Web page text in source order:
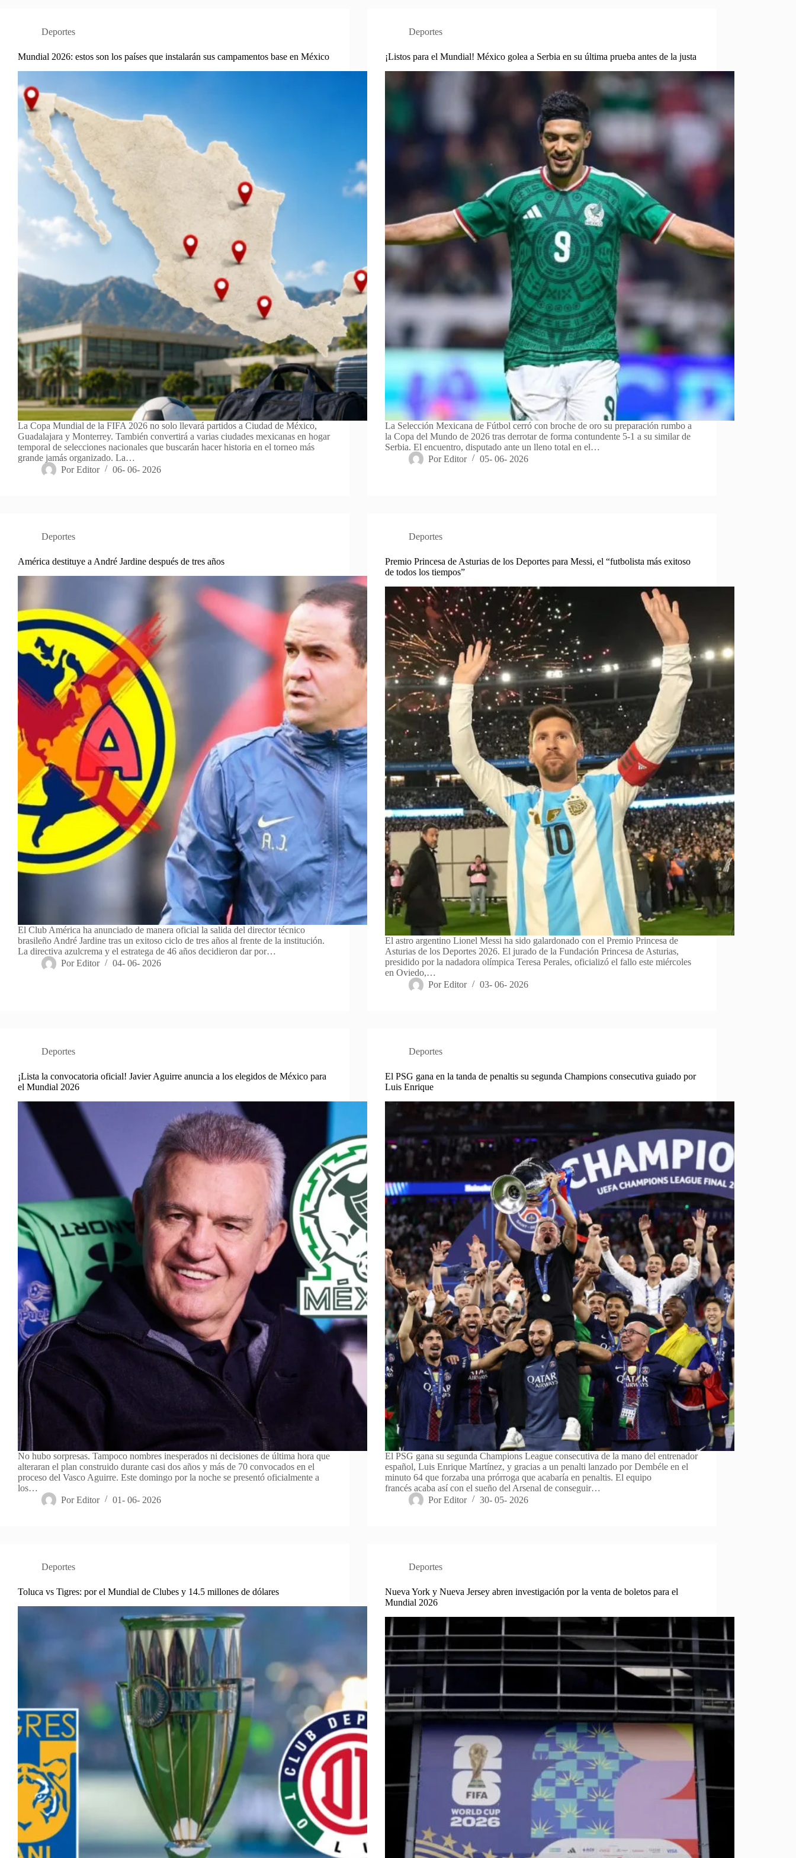
Deportes
Mundial 2026: estos son los países que instalarán sus campamentos base en México
La Copa Mundial de la FIFA 2026 no solo llevará partidos a Ciudad de México,
Guadalajara y Monterrey. También convertirá a varias ciudades mexicanas en hogar
temporal de selecciones nacionales que buscarán hacer historia en el torneo más
grande jamás organizado. La…
Por Editor 06- 06- 2026
Deportes
¡Listos para el Mundial! México golea a Serbia en su última prueba antes de la justa
La Selección Mexicana de Fútbol cerró con broche de oro su preparación rumbo a
la Copa del Mundo de 2026 tras derrotar de forma contundente 5-1 a su similar de
Serbia. El encuentro, disputado ante un lleno total en el…
Por Editor 05- 06- 2026
Deportes
América destituye a André Jardine después de tres años
El Club América ha anunciado de manera oficial la salida del director técnico
brasileño André Jardine tras un exitoso ciclo de tres años al frente de la institución.
La directiva azulcrema y el estratega de 46 años decidieron dar por…
Por Editor 04- 06- 2026
Deportes
Premio Princesa de Asturias de los Deportes para Messi, el “futbolista más exitoso
de todos los tiempos”
El astro argentino Lionel Messi ha sido galardonado con el Premio Princesa de
Asturias de los Deportes 2026. El jurado de la Fundación Princesa de Asturias,
presidido por la nadadora olímpica Teresa Perales, oficializó el fallo este miércoles
en Oviedo,…
Por Editor 03- 06- 2026
Deportes
¡Lista la convocatoria oficial! Javier Aguirre anuncia a los elegidos de México para
el Mundial 2026
No hubo sorpresas. Tampoco nombres inesperados ni decisiones de última hora que
alteraran el plan construido durante casi dos años y más de 70 convocados en el
proceso del Vasco Aguirre. Este domingo por la noche se presentó oficialmente a
los…
Por Editor 01- 06- 2026
Deportes
El PSG gana en la tanda de penaltis su segunda Champions consecutiva guiado por
Luis Enrique
El PSG gana su segunda Champions League consecutiva de la mano del entrenador
español, Luis Enrique Martínez, y gracias a un penalti lanzado por Dembéle en el
minuto 64 que forzaba una prórroga que acabaría en penaltis. El equipo
francés acaba así con el sueño del Arsenal de conseguir…
Por Editor 30- 05- 2026
Deportes
Toluca vs Tigres: por el Mundial de Clubes y 14.5 millones de dólares
Deportes
Nueva York y Nueva Jersey abren investigación por la venta de boletos para el
Mundial 2026